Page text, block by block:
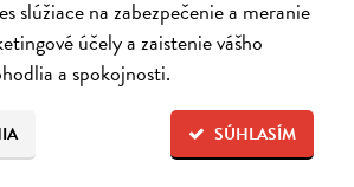
slúžiace na zabezpečenie a meranie
účely a zaistenie vášho
a spokojnosti.
SÚHLASÍM